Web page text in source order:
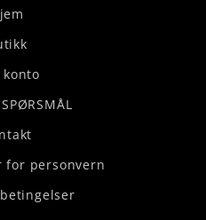
for personvern